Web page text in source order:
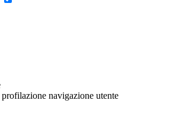
navigazione utente